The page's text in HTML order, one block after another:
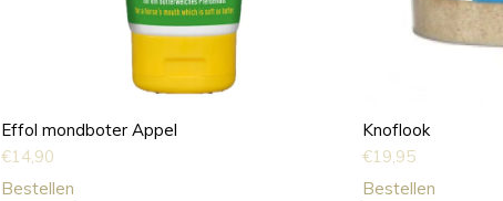
Effol mondboter Appel
€14,90
Bestellen
Knoflook
€19,95
Bestellen